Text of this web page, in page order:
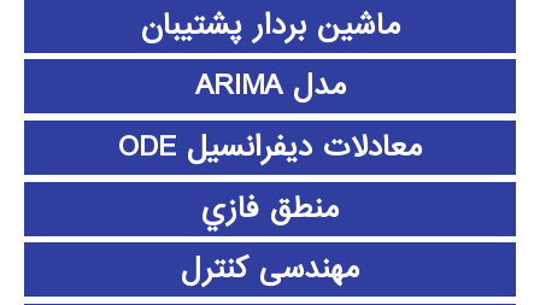
ماشین بردار پشتیبان
مدل ARIMA
معادلات دیفرانسیل ODE
منطق فازي
مهندسی کنترل